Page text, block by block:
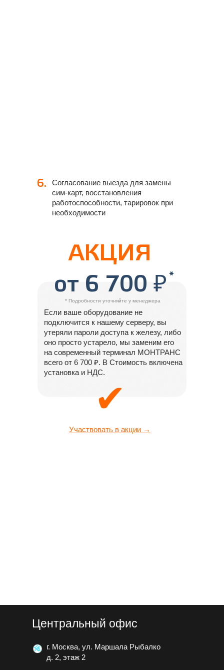
6.
АКЦИЯ
Согласование выезда для замены
сим-карт, восстановления
работоспособности, тарировок при
необходимости
от 6 700 ₽
Участвовать в акции →
* Подробности уточняйте у менеджера
Если ваше оборудование не
подключится к нашему серверу, вы
утеряли пароли доступа к железу, либо
оно просто устарело, мы заменим его
на современный терминал МОНТРАНС
всего от 6 700 ₽. В Стоимость включена
установка и НДС.
✔
*
г. Москва, ул. Маршала Рыбалко
д. 2, этаж 2
Центральный офис